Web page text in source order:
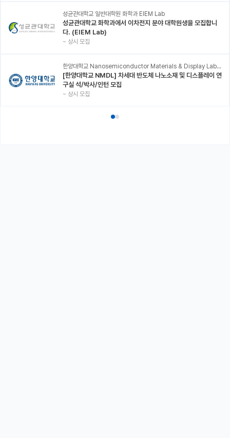
성균관대학교 일반대학원 화학과 EIEM Lab
성균관대학교 화학과에서 이차전지 분야 대학원생을 모집합니
다. (EIEM Lab)
~ 상시 모집
한양대학교 Nanosemiconductor Materials & Display Laboratory
[한양대학교 NMDL] 차세대 반도체 나노소재 및 디스플레이 연
구실 석/박사/인턴 모집
~ 상시 모집